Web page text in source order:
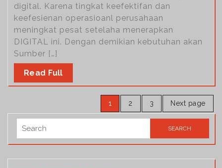
digital. Karena tingkat keefektifan dan
keefesienan operasioanl perusahaan
meningkat pesat setelaha menerapkan
DIGITAL ini. Dengan demikian kebutuhan akan
Sumber […]
Read Full
1 2 3 Next page